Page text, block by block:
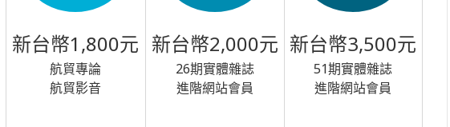
新台幣1,800元
航貿專論
航貿影音
新台幣2,000元
26期實體雜誌
進階網站會員
新台幣3,500元
51期實體雜誌
進階網站會員